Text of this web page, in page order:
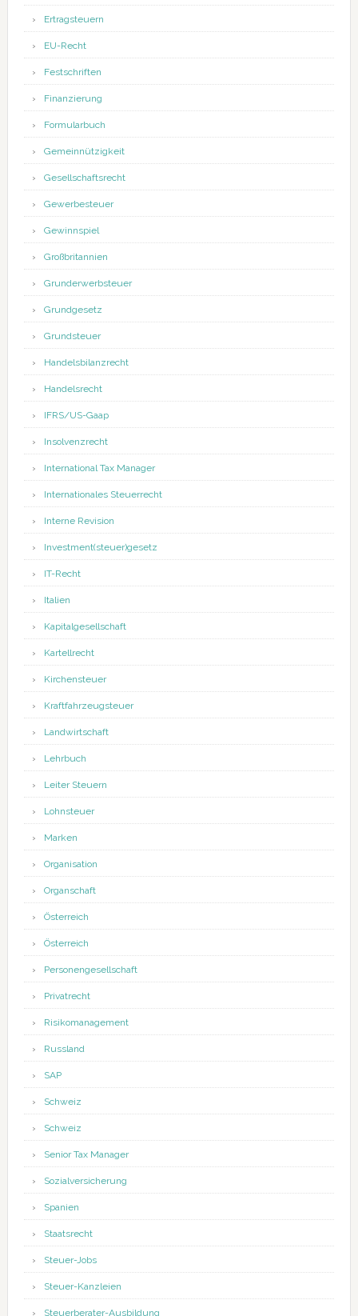
Ertragsteuern
EU-Recht
Festschriften
Finanzierung
Formularbuch
Gemeinnützigkeit
Gesellschaftsrecht
Gewerbesteuer
Gewinnspiel
Großbritannien
Grunderwerbsteuer
Grundgesetz
Grundsteuer
Handelsbilanzrecht
Handelsrecht
IFRS/US-Gaap
Insolvenzrecht
International Tax Manager
Internationales Steuerrecht
Interne Revision
Investment(steuer)gesetz
IT-Recht
Italien
Kapitalgesellschaft
Kartellrecht
Kirchensteuer
Kraftfahrzeugsteuer
Landwirtschaft
Lehrbuch
Leiter Steuern
Lohnsteuer
Marken
Organisation
Organschaft
Österreich
Österreich
Personengesellschaft
Privatrecht
Risikomanagement
Russland
SAP
Schweiz
Schweiz
Senior Tax Manager
Sozialversicherung
Spanien
Staatsrecht
Steuer-Jobs
Steuer-Kanzleien
Steuerberater-Ausbildung